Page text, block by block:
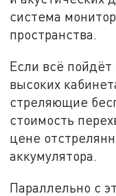
система
пространства.
Если всё
высоких
стреляющие
стоимость
цене
аккумулятора.
Параллельно с